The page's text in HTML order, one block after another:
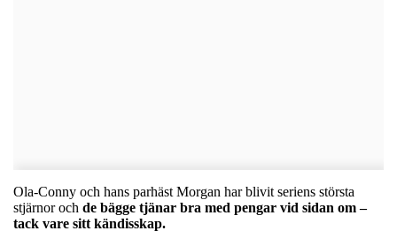
Ola-Conny och hans parhäst Morgan har blivit seriens största
stjärnor och de bägge tjänar bra med pengar vid sidan om –
tack vare sitt kändisskap.